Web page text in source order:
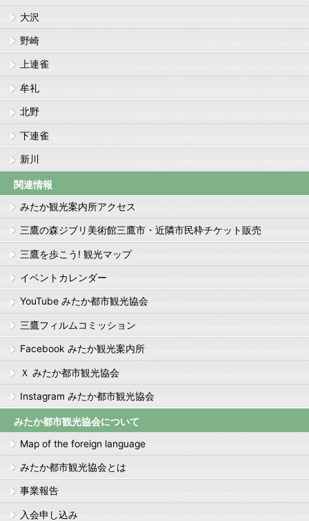
大沢
野崎
上連雀
牟礼
北野
下連雀
新川
関連情報
みたか観光案内所アクセス
三鷹の森ジブリ美術館三鷹市・近隣市民枠チケット販売
三鷹を歩こう! 観光マップ
イベントカレンダー
YouTube みたか都市観光協会
三鷹フィルムコミッション
Facebook みたか観光案内所
Ｘ みたか都市観光協会
Instagram みたか都市観光協会
みたか都市観光協会について
Map of the foreign language
みたか都市観光協会とは
事業報告
入会申し込み